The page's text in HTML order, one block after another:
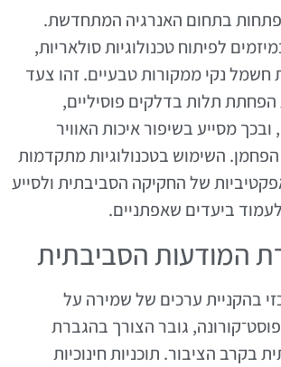
בתחום האנרגיה המתחדשת.
לפיתוח טכנולוגיות סולאריות,
נקי ממקורות טבעיים. זהו צעד
תלות בדלקים פוסיליים,
מסייע בשיפור איכות האוויר
השימוש בטכנולוגיות מתקדמות
של החקיקה הסביבתית ולסייע
ביעדים שאפתניים.
המודעות הסביבתית
בהקניית ערכים של שמירה על
גובר הצורך בהגברת
בקרב הציבור. תוכניות חינוכיות